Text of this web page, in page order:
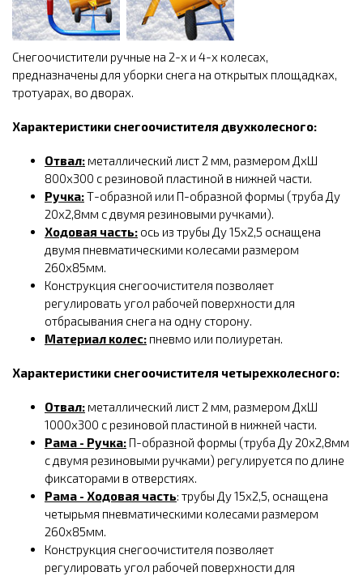
Снегоочистители ручные на 2-х и 4-х колесах,
предназначены для уборки снега на открытых площадках,
тротуарах, во дворах.
Характеристики снегоочистителя двухколесного:
Отвал: металлический лист 2 мм, размером ДхШ
800х300 с резиновой пластиной в нижней части.
Ручка:Т-образной или П-образной формы (труба Ду
20х2,8мм с двумя резиновыми ручками).
Ходовая часть: ось из трубы Ду 15х2,5 оснащена
двумя пневматическими колесами размером
Ǿ260х85мм.
Конструкция снегоочистителя позволяет
регулировать угол рабочей поверхности для
отбрасывания снега на одну сторону.
Материал колес: пневмо или полиуретан.
Характеристики снегоочистителя четырехколесного:
Отвал: металлический лист 2 мм, размером ДхШ
1000х300 с резиновой пластиной в нижней части.
Рама - Ручка: П-образной формы (труба Ду 20х2,8мм
с двумя резиновыми ручками) регулируется по длине
фиксаторами в отверстиях.
Рама - Ходовая часть: трубы Ду 15х2,5, оснащена
четырьмя пневматическими колесами размером
Ǿ260х85мм.
Конструкция снегоочистителя позволяет
регулировать угол рабочей поверхности для